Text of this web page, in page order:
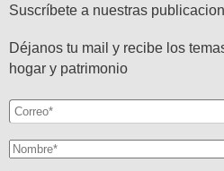
Suscríbete a nuestras
Déjanos tu mail y recibe los
hogar y patrimonio